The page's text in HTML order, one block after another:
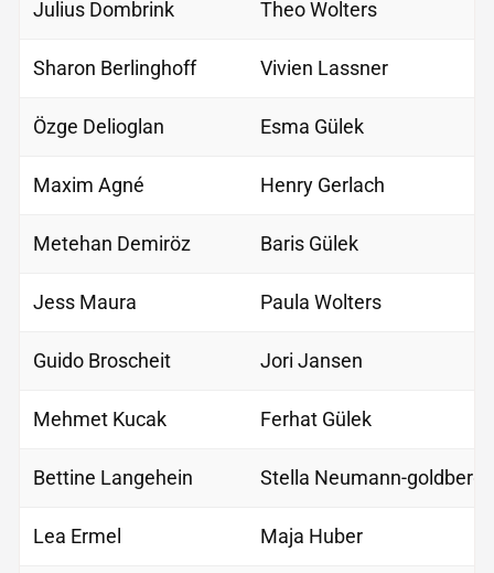
Julius Dombrink Theo Wolters
Sharon Berlinghoff Vivien Lassner
Özge Delioglan Esma Gülek
Maxim Agné Henry Gerlach
Metehan Demiröz Baris Gülek
Jess Maura Paula Wolters
Guido Broscheit Jori Jansen
Mehmet Kucak Ferhat Gülek
Bettine Langehein Stella Neumann-goldberg
Lea Ermel Maja Huber